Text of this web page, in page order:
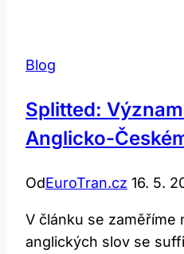
Blog
Splitted:
Anglicko-
OdEuroTran.cz 16. 5.
V článku se zaměříme
anglických slov se